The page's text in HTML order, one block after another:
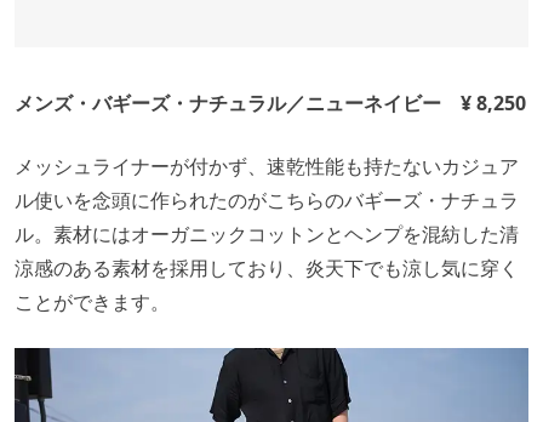
メンズ・バギーズ・ナチュラル／ニューネイビー ¥ 8,250
メッシュライナーが付かず、速乾性能も持たないカジュア
ル使いを念頭に作られたのがこちらのバギーズ・ナチュラ
ル。素材にはオーガニックコットンとヘンプを混紡した清
涼感のある素材を採用しており、炎天下でも涼し気に穿く
ことができます。